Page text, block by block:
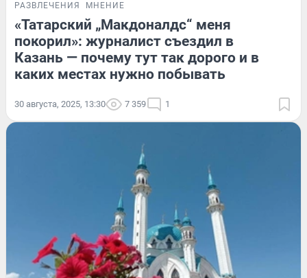
РАЗВЛЕЧЕНИЯ МНЕНИЕ
«Татарский „Макдоналдс“ меня
покорил»: журналист съездил в
Казань — почему тут так дорого и в
каких местах нужно побывать
30 августа, 2025, 13:30 7 359 1